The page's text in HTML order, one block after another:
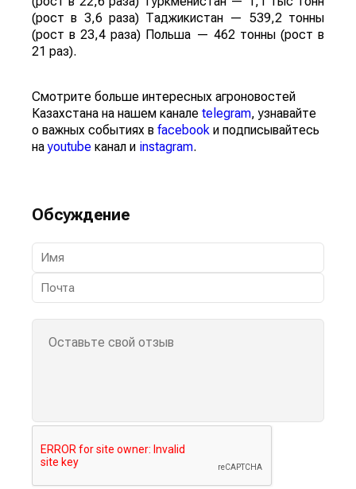
(рост в 3,6 раза) Таджикистан — 539,2 тонны
(рост в 23,4 раза) Польша — 462 тонны (рост в
21 раз).
Смотрите больше интересных агроновостей
Казахстана на нашем канале telegram, узнавайте
о важных событиях в facebook и подписывайтесь
наyoutube канал и instagram.
Обсуждение